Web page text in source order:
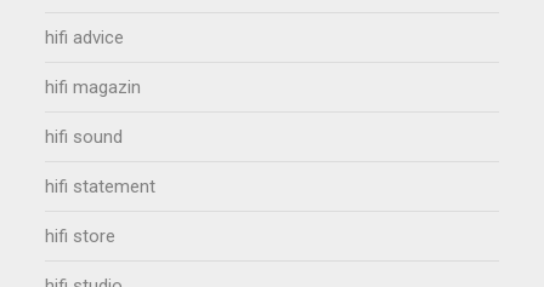
hifi advice
hifi magazin
hifi sound
hifi statement
hifi store